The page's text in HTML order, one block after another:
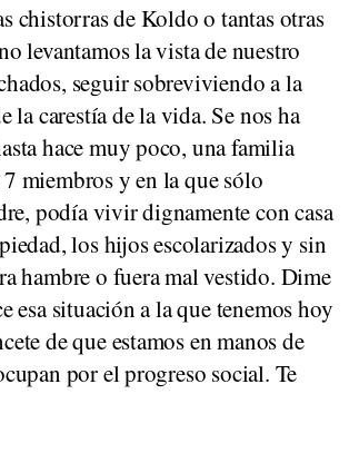
chistorras de Koldo o tantas otras
levantamos la vista de nuestro
seguir sobreviviendo a la
la carestía de la vida. Se nos ha
hace muy poco, una familia
miembros y en la que sólo
podía vivir dignamente con casa
los hijos escolarizados y sin
hambre o fuera mal vestido. Dime
esa situación a la que tenemos hoy
de que estamos en manos de
por el progreso social. Te